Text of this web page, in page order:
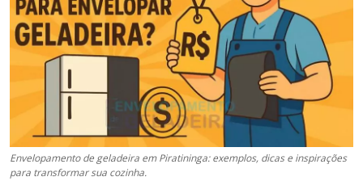
Envelopamento de geladeira em Piratininga: exemplos, dicas e inspirações
para transformar sua cozinha.